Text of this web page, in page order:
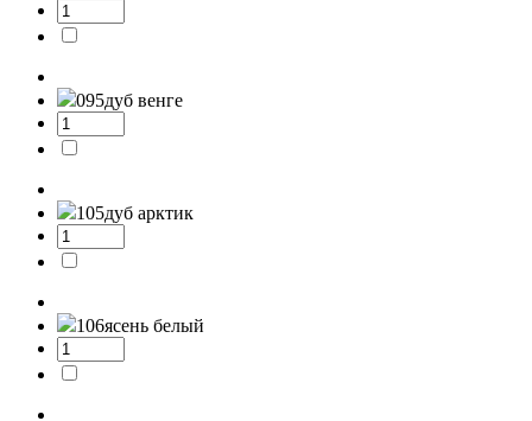
095дуб венге
105дуб арктик
106ясень белый